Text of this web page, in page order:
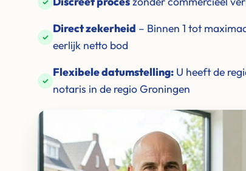
✓
Direct zekerheid – Binnen 1 tot
eerlijk netto bod
✓
Flexibele datumstelling: U heeft de
notaris in de regio Groningen